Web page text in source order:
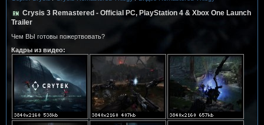
Crysis 3 Remastered - Official PC, PlayStation 4 & Xbox One Launch
Trailer
Чем ВЫ готовы пожертвовать?
Кадры из видео: